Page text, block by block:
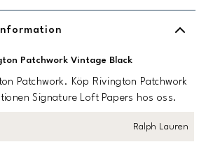
Patchwork Vintage Black
Patchwork. Köp Rivington Patchwork
Signature Loft Papers hos oss.
Ralph Lauren